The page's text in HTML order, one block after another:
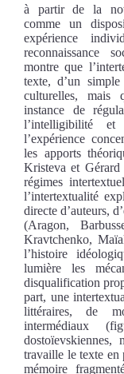
à partir de la
comme un
expérience
reconnaissance
montre que
texte, d’un
culturelles, mais
instance de
l’intelligibilité
l’expérience
les apports
Kristeva et Gérard
régimes
l’intertextualité
directe d’auteurs,
(Aragon,
Kravtchenko,
l’histoire
lumière les
disqualification
part, une
littéraires, de
intermédiaux
travaille le texte en
mémoire